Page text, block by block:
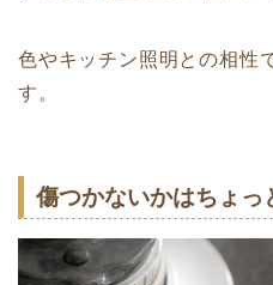
色やキッチン照明との相性
す。
傷つかないかはちょっ